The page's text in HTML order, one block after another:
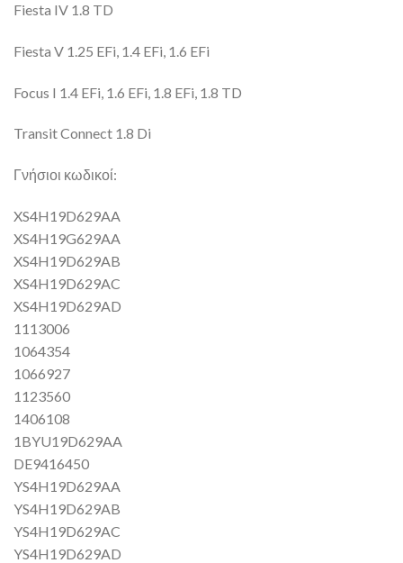
Fiesta IV 1.8 TD
Fiesta V 1.25 EFi, 1.4 EFi, 1.6 EFi
Focus I 1.4 EFi, 1.6 EFi, 1.8 EFi, 1.8 TD
Transit Connect 1.8 Di
Γνήσιοι κωδικοί:
XS4H19D629AA
XS4H19G629AA
XS4H19D629AB
XS4H19D629AC
XS4H19D629AD
1113006
1064354
1066927
1123560
1406108
1BYU19D629AA
DE9416450
YS4H19D629AA
YS4H19D629AB
YS4H19D629AC
YS4H19D629AD